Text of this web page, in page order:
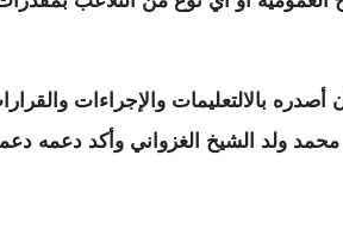
بالالتعليمات والإجراءات
ولد الشيخ الغزواني وأكد دعمه